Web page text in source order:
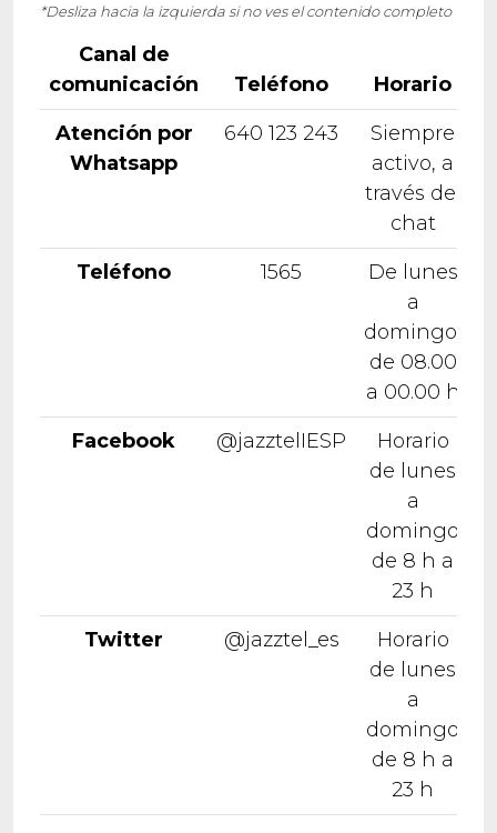
*Desliza hacia la izquierda si no ves el contenido completo
Canal de
comunicación
Teléfono
Horario
Atención por
Whatsapp
640 123 243
Siempre
activo, a
través del
chat
Teléfono
1565
De lunes
a
domingo,
de 08.00
a 00.00 h
Facebook
@jazztelIESP
Horario
de lunes
a
domingo
de 8 h a
23 h
Twitter
@jazztel_es
Horario
de lunes
a
domingo
de 8 h a
23 h